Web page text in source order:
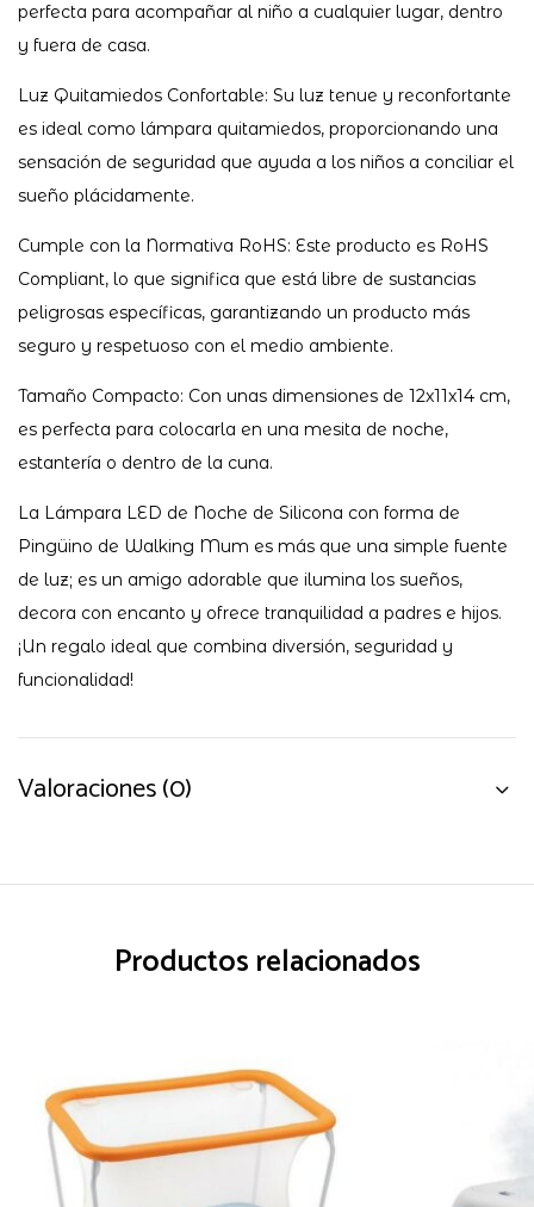
perfecta para acompañar al niño a cualquier lugar, dentro
y fuera de casa.
Luz Quitamiedos Confortable: Su luz tenue y reconfortante
es ideal como lámpara quitamiedos, proporcionando una
sensación de seguridad que ayuda a los niños a conciliar el
sueño plácidamente.
Cumple con la Normativa RoHS: Este producto es RoHS
Compliant, lo que significa que está libre de sustancias
peligrosas específicas, garantizando un producto más
seguro y respetuoso con el medio ambiente.
Tamaño Compacto: Con unas dimensiones de 12x11x14 cm,
es perfecta para colocarla en una mesita de noche,
estantería o dentro de la cuna.
La Lámpara LED de Noche de Silicona con forma de
Pingüino de Walking Mum es más que una simple fuente
de luz; es un amigo adorable que ilumina los sueños,
decora con encanto y ofrece tranquilidad a padres e hijos.
¡Un regalo ideal que combina diversión, seguridad y
funcionalidad!
Valoraciones (0)
Productos relacionados